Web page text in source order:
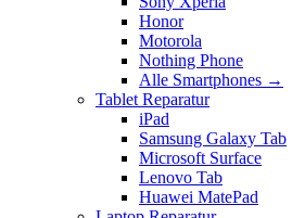
Honor
Motorola
Nothing Phone
Alle Smartphones →
Tablet Reparatur
iPad
Samsung Galaxy Tab
Microsoft Surface
Lenovo Tab
Huawei MatePad